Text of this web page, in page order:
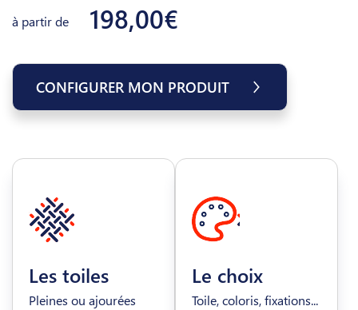
à partir de 198,00€
CONFIGURER MON PRODUIT
Les toiles
Pleines ou ajourées
Le choix
Toile, coloris, fixations...